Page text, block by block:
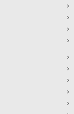
›
›
›
›
›
›
›
›
›